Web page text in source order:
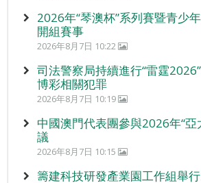
2026年“琴澳杯”系列賽暨青少
開組賽事
2026年8月7日 10:22
司法警察局持續進行“雷霆
博彩相關犯罪
2026年8月7日 10:19
中國澳門代表團參與2026年“亞
議
2026年8月7日 10:15
籌建科技研發產業園工作組舉